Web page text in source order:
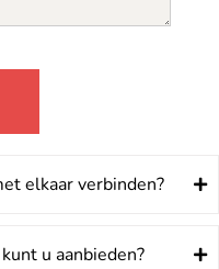
elkaar verbinden?
u aanbieden?